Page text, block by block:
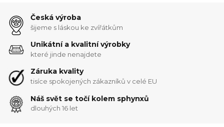
Česká výroba
šijeme s láskou ke zvířátkům
Unikátní a kvalitní výrobky
které jinde nenajdete
Záruka kvality
tisíce spokojených zákazníků v celé EU
Náš svět se točí kolem sphynxů
dlouhých 16 let